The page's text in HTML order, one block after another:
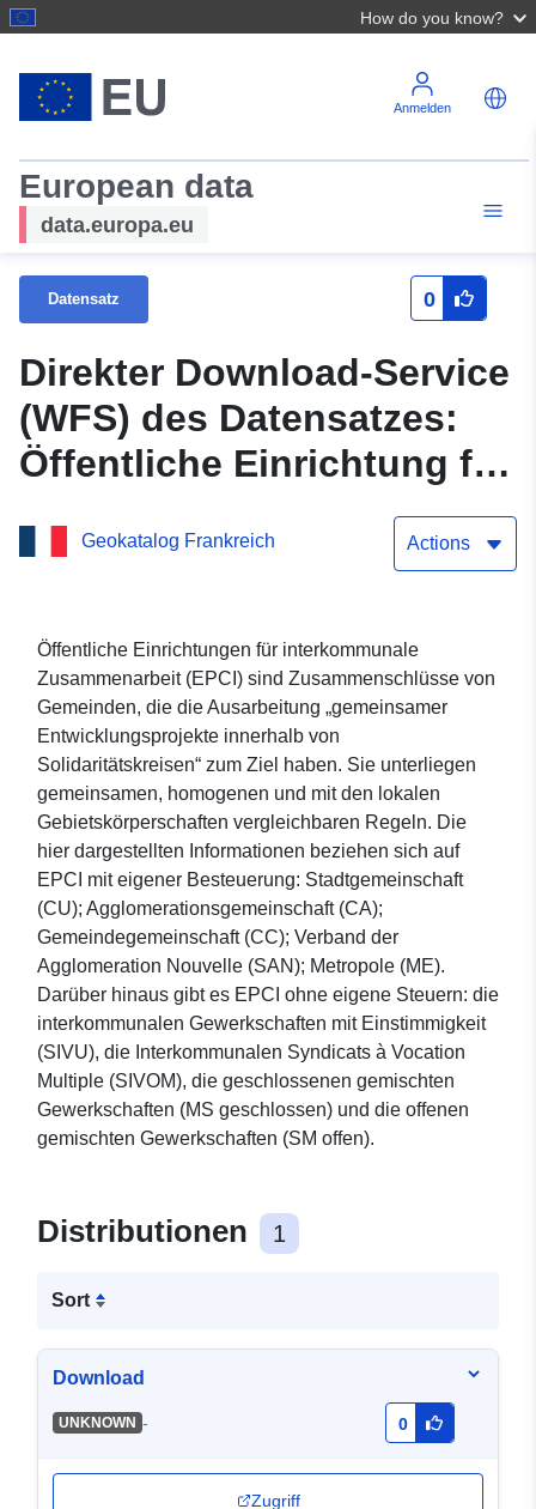
How do you know?
Anmelden
European data
data.europa.eu
Datensatz 0
Direkter Download-Service
(WFS) des Datensatzes:
Öffentliche Einrichtung für
Zusammenarbeit (EPCI) im
Geokatalog Frankreich Actions
Öffentliche Einrichtungen für interkommunale
Zusammenarbeit (EPCI) sind Zusammenschlüsse von
Gemeinden, die die Ausarbeitung „gemeinsamer
Entwicklungsprojekte innerhalb von
Solidaritätskreisen“ zum Ziel haben. Sie unterliegen
gemeinsamen, homogenen und mit den lokalen
Gebietskörperschaften vergleichbaren Regeln. Die
hier dargestellten Informationen beziehen sich auf
EPCI mit eigener Besteuerung: Stadtgemeinschaft
(CU); Agglomerationsgemeinschaft (CA);
Gemeindegemeinschaft (CC); Verband der
Agglomeration Nouvelle (SAN); Metropole (ME).
Darüber hinaus gibt es EPCI ohne eigene Steuern: die
interkommunalen Gewerkschaften mit Einstimmigkeit
(SIVU), die Interkommunalen Syndicats à Vocation
Multiple (SIVOM), die geschlossenen gemischten
Gewerkschaften (MS geschlossen) und die offenen
gemischten Gewerkschaften (SM offen).
Distributionen 1
Sort
Download
UNKNOWN - 0
Zugriff